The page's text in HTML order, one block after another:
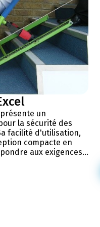
un
la sécurité des
facilité d'utilisation,
compacte en
aux exigences...